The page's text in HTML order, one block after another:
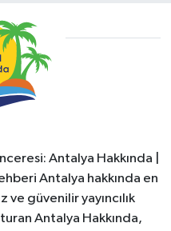
Antalya Hakkında |
Antalya hakkında en
güvenilir yayıncılık
Antalya Hakkında,